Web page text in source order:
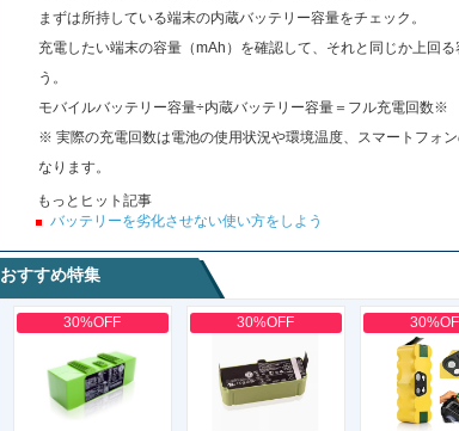
まずは所持している端末の内蔵バッテリー容量をチェック。
充電したい端末の容量（mAh）を確認して、それと同じか上回
う。
モバイルバッテリー容量÷内蔵バッテリー容量＝フル充電回数※
※ 実際の充電回数は電池の使用状況や環境温度、スマートフォ
なります。
もっとヒット記事
バッテリーを劣化させない使い方をしよう
おすすめ特集
30%OFF 30%OFF